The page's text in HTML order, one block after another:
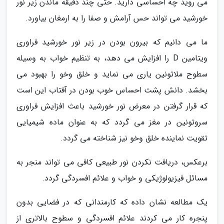
خورشید می تواند حس آرامش و صفا را به ارمغان بیاورد.
ما می دانیم که بیرون بودن در زیر نور خورشید فراوری
ویتامین D را افزایش می دهد، به تنظیم خواب به وسیله
سطوح ملاتونین یاری می نماید و خلق وخو را بهبود می
بخشد. دانش پشت احساس خوب بودن در آفتاب این است
که قرار گرفتن در معرض نور خورشید باعث افزایش فراوری
سروتونین در مغز می گردد که به عنوان ماده شیمیایی
تقویت نماینده خلق وخو نیز شناخته می گردد.
برعکس، دریافت نکردن نور طبیعی کافی می تواند منجر به
مسائل فیزیولوژیکی و خواب و علائم افسردگی گردد.
یک مطالعه نشان داده که کارمندانی که در فضایی بدون
پنجره کار می کردند علائم افسردگی و سطوح بالاتری از